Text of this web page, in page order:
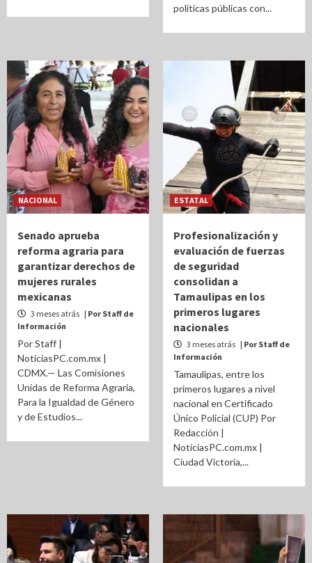
políticas públicas con...
NACIONAL
Senado aprueba
reforma agraria para
garantizar derechos de
mujeres rurales
mexicanas
3 meses atrás | Por Staff de
Información
Por Staff |
NoticiasPC.com.mx |
CDMX.— Las Comisiones
Unidas de Reforma Agraria,
Para la Igualdad de Género
y de Estudios...
ESTATAL
Profesionalización y
evaluación de fuerzas
de seguridad
consolidan a
Tamaulipas en los
primeros lugares
nacionales
3 meses atrás | Por Staff de
Información
Tamaulipas, entre los
primeros lugares a nivel
nacional en Certificado
Único Policial (CUP) Por
Redacción |
NoticiasPC.com.mx |
Ciudad Victoria,...